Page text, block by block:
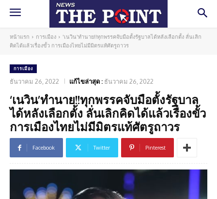
หน้าแรก การเมือง
'เนวิน'ทำนาย!!ทุกพรรคจับมือตั้งรัฐบาลได้หลังเลือกตั้ง ลั่นเลิก
คิดได้แล้วเรื่องขั้ว การเมืองไทยไม่มีมิตรแท้ศัตรูถาวร
การเมือง
ธันวาคม 26, 2022 แก้ไขล่าสุด : ธันวาคม 26, 2022
‘เนวิน’ทำนาย!!ทุกพรรคจับมือตั้งรัฐบาล
ได้หลังเลือกตั้ง ลั่นเลิกคิดได้แล้วเรื่องขั้ว
การเมืองไทยไม่มีมิตรแท้ศัตรูถาวร
Facebook Twitter Pinterest